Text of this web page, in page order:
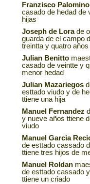
Franzisco Palomino
casado de hedad de
hijas
Joseph de Lorade
guarda de el campo
treintta y quatro
Julian Benitto
casado de veintte y
menor hedad
Julian Mazariegos
esttado viudo y de
ttiene una hija
Manuel Fernandez
y nueve años ttiene
viudo
Manuel Garcia
de esttado cassado
ttiene tres hijos de
Manuel Roldan
de esttado cassado
ttiene un criado